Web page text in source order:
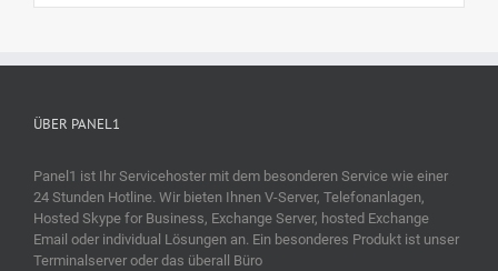
ÜBER PANEL1
Panel1 ist Ihr Servicehoster mit dem besonderen Service wie einer
24 Stunden Hotline. Wir bieten Ihnen V-Server, Telefonanlagen,
Hosted Skype for Business, Exchange Server, hosted Exchange
Email oder individual Lösungen an. Ein besonderes Produkt ist unser
Terminalserver oder das überall Büro